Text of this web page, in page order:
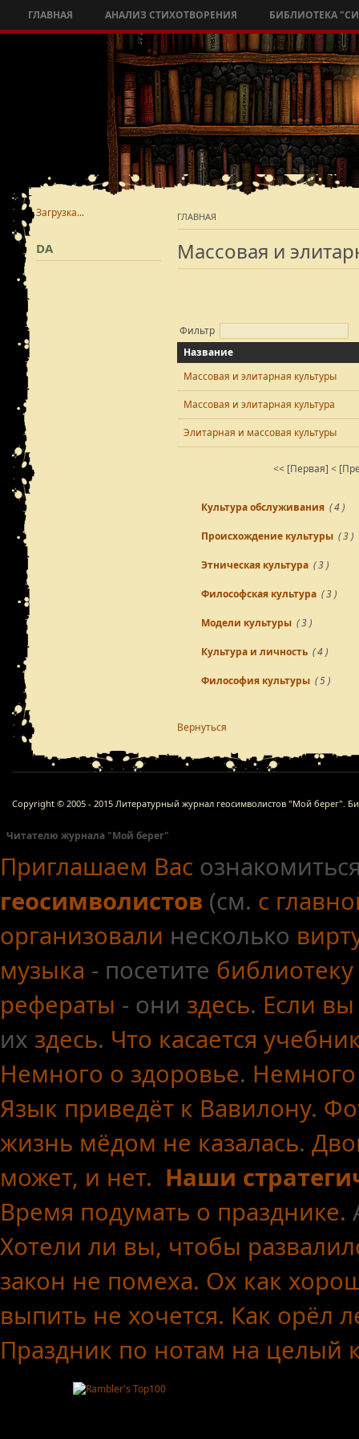
ГЛАВНАЯ АНАЛИЗ СТИХОТВОРЕНИЯ БИБЛИОТЕКА
ГЛАВНАЯ
Массовая и
Фильтр
Название
Массовая и элитарная культуры
Массовая и элитарная культура
Элитарная и массовая культуры
<< [Первая] <
Культура обслуживания ( 4 )
Происхождение культуры ( 3 )
Этническая культура ( 3 )
Философская культура ( 3 )
Модели культуры ( 3 )
Культура и личность ( 4 )
Философия культуры ( 5 )
Вернуться
Загрузка...
DA
Copyright © 2005 - 2015 Литературный журнал геосимволистов "Мой берег".
Читателю журнала "Мой берег"
Приглашаем Вас
геосимволистов (см. с
организовали несколько
музыка - посетите
рефераты - они здесь. Если
их здесь. Что касается
Немного о здоровье.
Язык приведёт к Вавилону.
жизнь мёдом не казалась.
может, и нет. Наши
Время подумать о празднике.
Хотели ли вы, чтобы
закон не помеха. Ох как
выпить не хочется. Как орёл
Праздник по нотам на целый